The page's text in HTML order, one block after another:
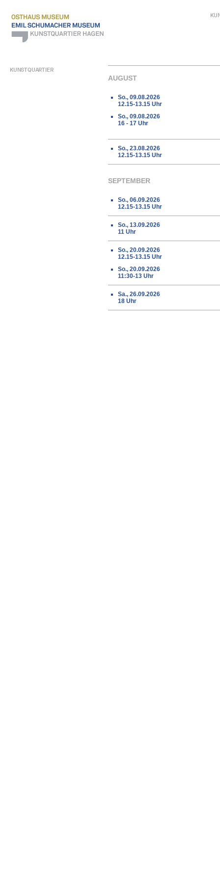
KUNSTQUARTIER
AUGUST
So., 09.08.2026
12.15-13.15 Uhr
So., 09.08.2026
16 - 17 Uhr
So., 23.08.2026
12.15-13.15 Uhr
SEPTEMBER
So., 06.09.2026
12.15-13.15 Uhr
So., 13.09.2026
11 Uhr
So., 20.09.2026
12.15-13.15 Uhr
So., 20.09.2026
11:30-13 Uhr
Sa., 26.09.2026
18 Uhr